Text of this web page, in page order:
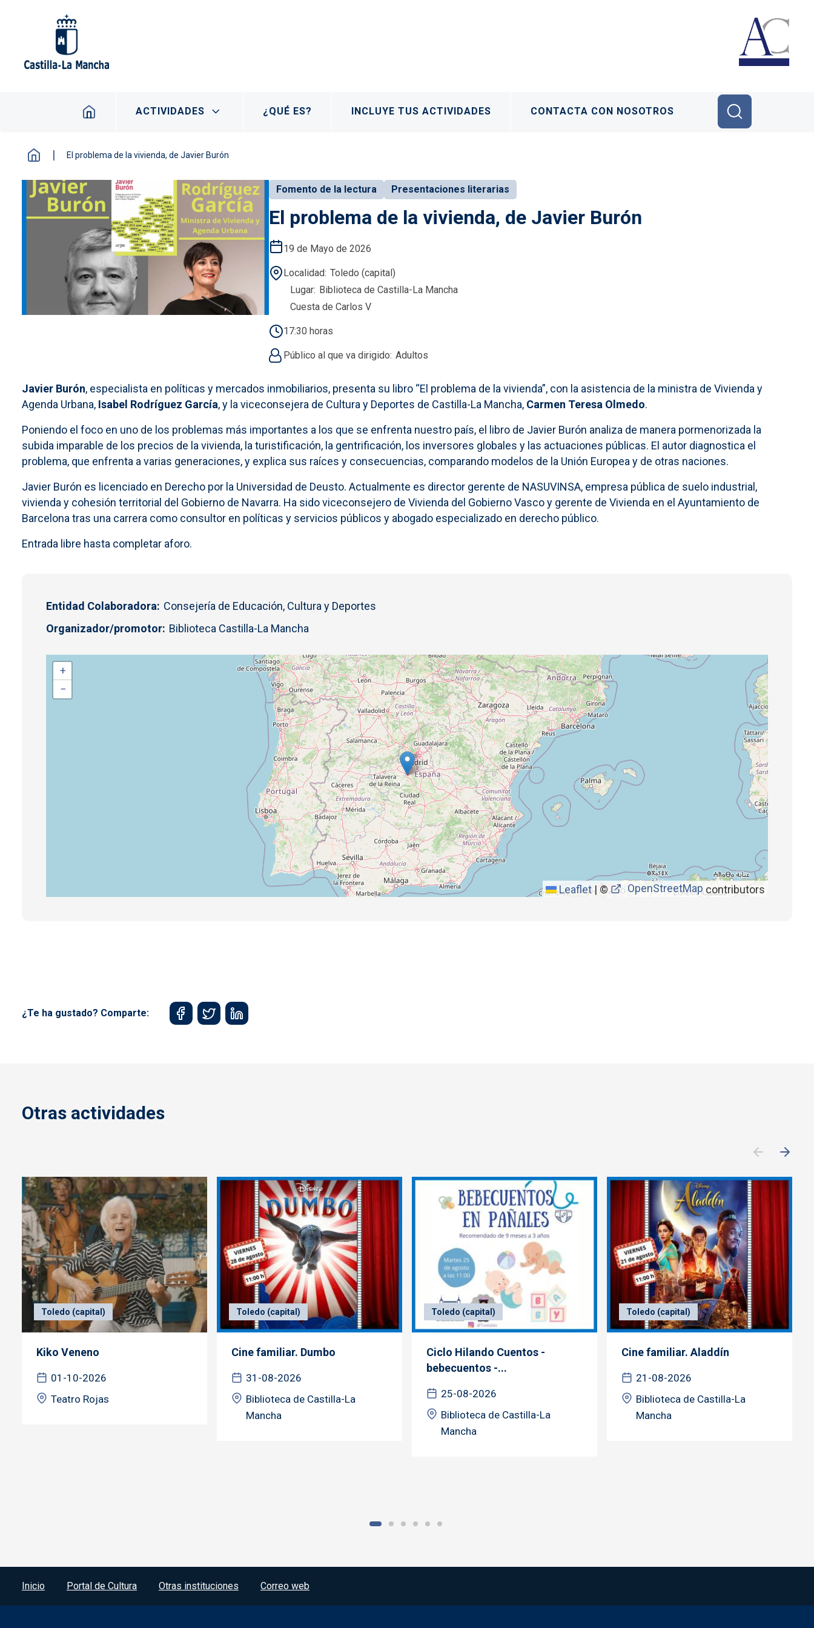
Navegación principal
ACTIVIDADES ¿QUÉ ES? INCLUYE TUS ACTIVIDADES CONTACTA CON NOSOTROS
El problema de la vivienda, de Javier Burón
Fomento de la lectura Presentaciones literarias
El problema de la vivienda, de Javier Burón
19 de Mayo de 2026
Localidad Toledo (capital)
Lugar Biblioteca de Castilla-La Mancha
Cuesta de Carlos V
17:30 horas
Público al que va dirigido Adultos
Javier Burón, especialista en políticas y mercados inmobiliarios, presenta su libro “El problema de la vivienda”, con la asistencia de la ministra de Vivienda y
Agenda Urbana, Isabel Rodríguez García, y la viceconsejera de Cultura y Deportes de Castilla-La Mancha, Carmen Teresa Olmedo.
Poniendo el foco en uno de los problemas más importantes a los que se enfrenta nuestro país, el libro de Javier Burón analiza de manera pormenorizada la
subida imparable de los precios de la vivienda, la turistificación, la gentrificación, los inversores globales y las actuaciones públicas. El autor diagnostica el
problema, que enfrenta a varias generaciones, y explica sus raíces y consecuencias, comparando modelos de la Unión Europea y de otras naciones.
Javier Burón es licenciado en Derecho por la Universidad de Deusto. Actualmente es director gerente de NASUVINSA, empresa pública de suelo industrial,
vivienda y cohesión territorial del Gobierno de Navarra. Ha sido viceconsejero de Vivienda del Gobierno Vasco y gerente de Vivienda en el Ayuntamiento de
Barcelona tras una carrera como consultor en políticas y servicios públicos y abogado especializado en derecho público.
Entrada libre hasta completar aforo.
Entidad Colaboradora
Consejería de Educación, Cultura y Deportes
Organizador/promotor Biblioteca Castilla-La Mancha
+
−
Leaflet|© OpenStreetMapcontributors
¿Te ha gustado? Comparte:
Otras actividades
Toledo (capital)
Kiko Veneno
01-10-2026
Teatro Rojas
Toledo (capital)
Cine familiar. Dumbo
31-08-2026
Biblioteca de Castilla-La
Mancha
Toledo (capital)
Ciclo Hilando Cuentos -
bebecuentos -...
25-08-2026
Biblioteca de Castilla-La
Mancha
Toledo (capital)
Cine familiar. Aladdín
21-08-2026
Biblioteca de Castilla-La
Mancha
Menú del pie
Inicio Portal de Cultura Otras instituciones Correo web